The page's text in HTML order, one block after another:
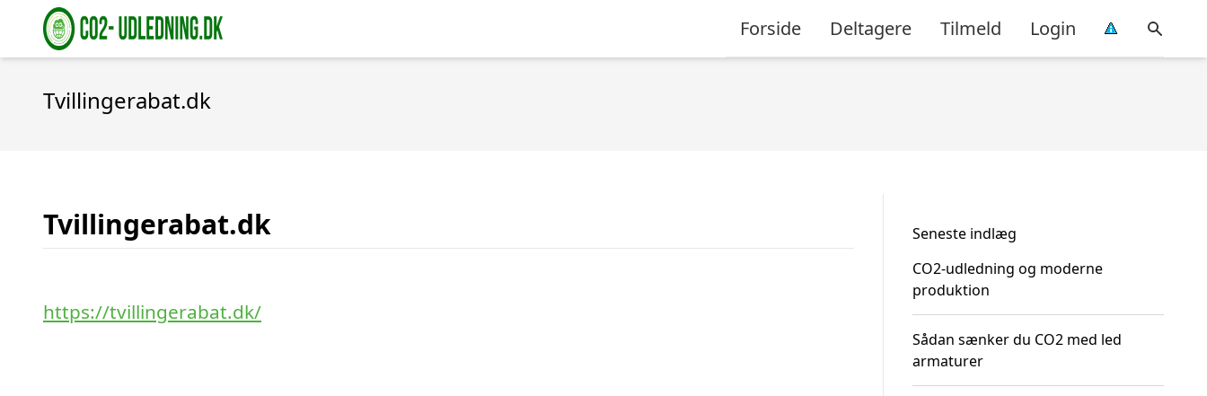
Forside Deltagere Tilmeld Login
Tvillingerabat.dk
Tvillingerabat.dk
https://tvillingerabat.dk/
Seneste indlæg
CO2-udledning og moderne
produktion
Sådan sænker du CO2 med led
armaturer